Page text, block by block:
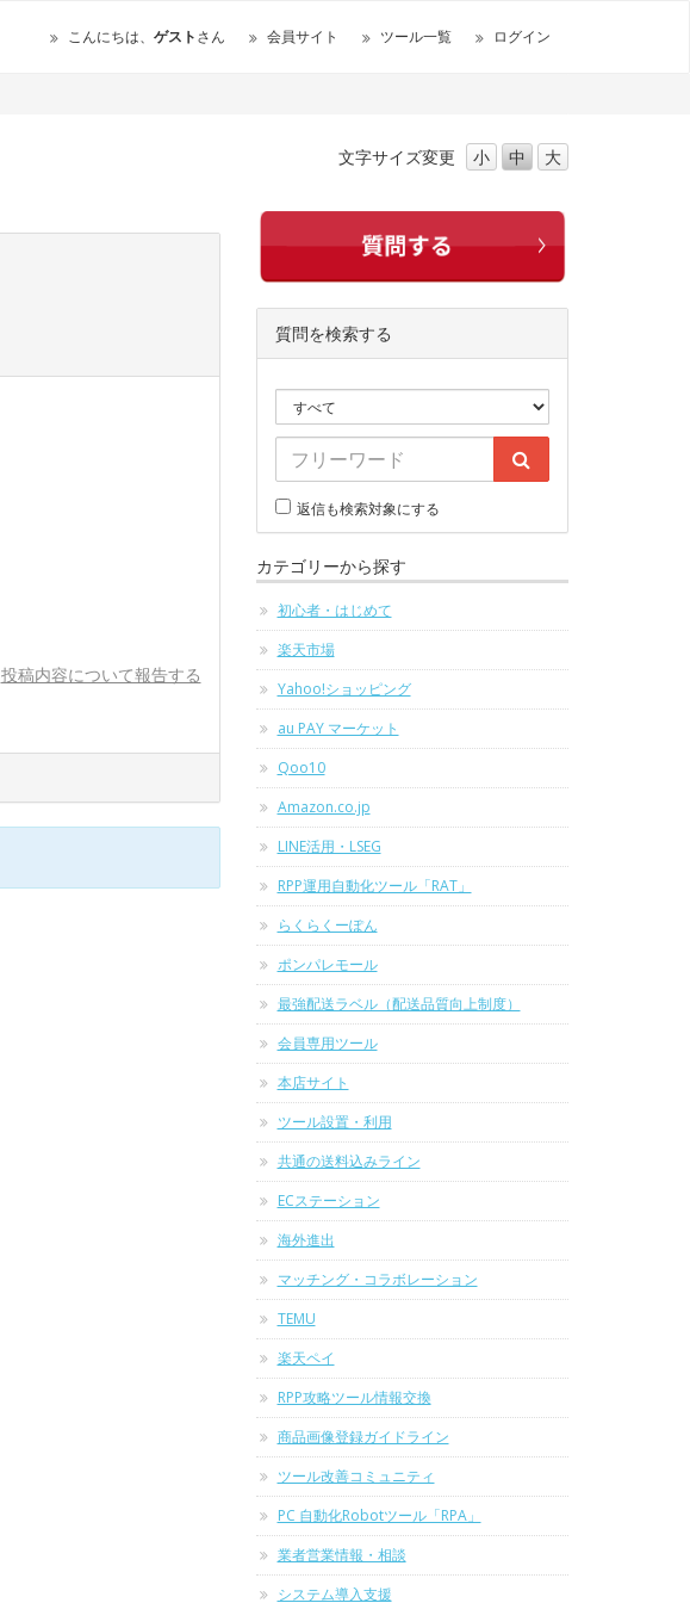
こんにちは、 ゲストさん 会員サイト ツール一覧 ログイン
文字サイズ変更 小 中 大
投稿内容について報告する
質問を検索する
返信も検索対象にする
カテゴリーから探す
初心者・はじめて
楽天市場
Yahoo!ショッピング
au PAY マーケット
Qoo10
Amazon.co.jp
LINE活用・LSEG
RPP運用自動化ツール「RAT」
らくらくーぽん
ポンパレモール
最強配送ラベル（配送品質向上制度）
会員専用ツール
本店サイト
ツール設置・利用
共通の送料込みライン
ECステーション
海外進出
マッチング・コラボレーション
TEMU
楽天ペイ
RPP攻略ツール情報交換
商品画像登録ガイドライン
ツール改善コミュニティ
PC 自動化Robotツール「RPA」
業者営業情報・相談
システム導入支援